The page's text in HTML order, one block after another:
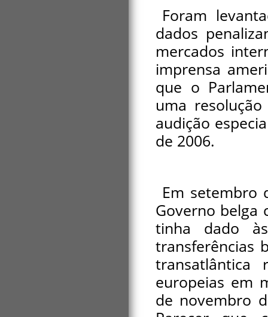
Foram
dados
mercados
imprensa
que o
uma
audição
de 2006.
Em setembro
Governo belga
tinha dado
transferências
transatlântica
europeias em
de novembro